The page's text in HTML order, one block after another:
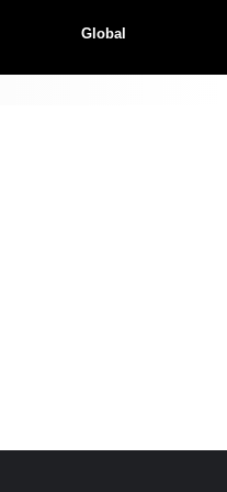
Global